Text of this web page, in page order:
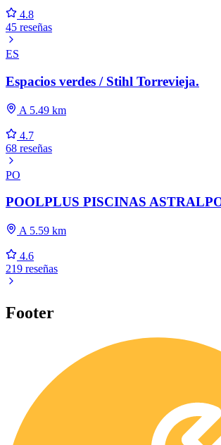
4.8
45 reseñas
ES
Espacios verdes / Stihl Torrevieja.
A 5.49 km
4.7
68 reseñas
PO
POOLPLUS PISCINAS
A 5.59 km
4.6
219 reseñas
Footer